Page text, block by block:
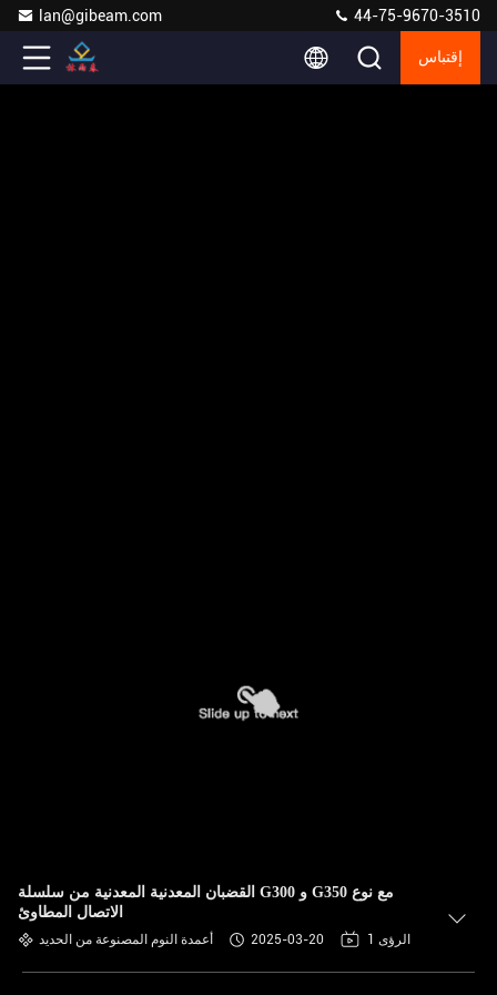
lan@gibeam.com 44-75-9670-3510
إقتباس
القضبان المعدنية المعدنية من سلسلة G300 و G350 مع نوع
الاتصال المطاوئ
أعمدة النوم المصنوعة من الحديد 2025-03-20 1 الرؤى